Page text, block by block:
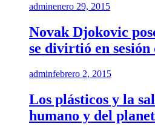
adminenero 29, 2015
Novak Djokovic
se divirtió en sesión
adminfebrero 2, 2015
Los plásticos y la
humano y del